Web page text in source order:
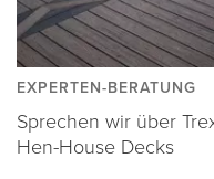
EXPERTEN-BERATUNG
Sprechen wir über
Hen-House Decks